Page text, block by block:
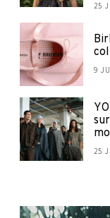
25
9
25